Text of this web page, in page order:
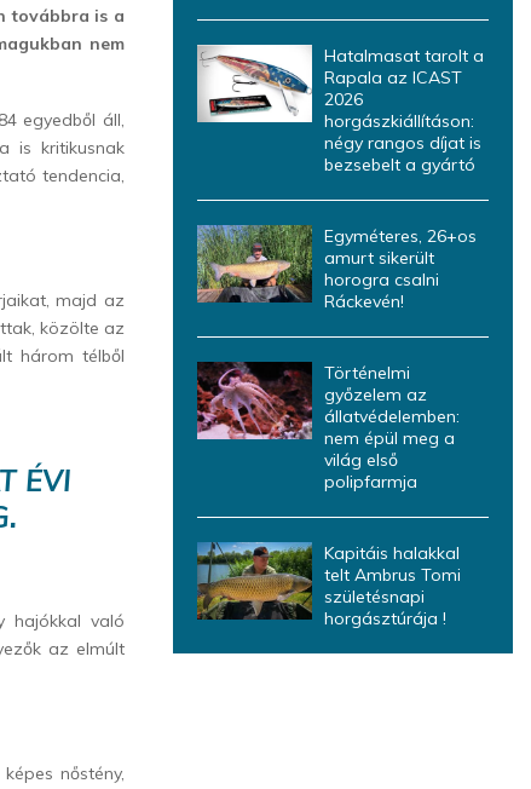
továbbra is a
nem
egyedből áll,
is kritikusnak
tendencia,
majd az
közölte az
három télből
ÉVI
hajókkal való
az elmúlt
nőstény,
Hatalmasat tarolt a
Rapala az ICAST
2026
horgászkiállításon:
négy rangos díjat is
bezsebelt a gyártó
Egyméteres, 26+os
amurt sikerült
horogra csalni
Ráckevén!
Történelmi
győzelem az
állatvédelemben:
nem épül meg a
világ első
polipfarmja
Kapitáis halakkal
telt Ambrus Tomi
születésnapi
horgásztúrája !